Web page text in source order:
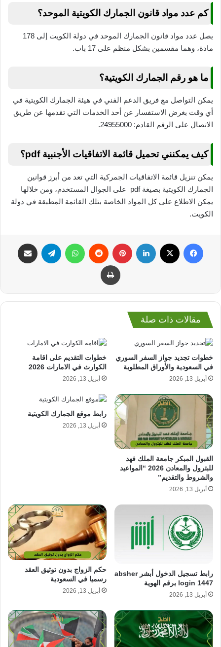
كم عدد مواد قانون الجمارك الكويتية الموحد؟
يصل عدد مواد قانون الجمارك الموحد في دولة الكويت إلى 178
مادة، وهما مقسمين بشكل منظم على 17 باب.
ما هو رقم الجمارك الكويتية؟
يمكن التواصل مع فريق الدعم الفني في هيئة الجمارك الكويتية في
أي وقت بغرض الاستفسار عن أحد الخدمات التي تقدمها عن طريق
الاتصال على الرقم القادم: 24955000.
كيف يمكنني تحميل قائمة الاتفاقيات الأجنبية pdf؟
يمكن تنزيل قائمة الاتفاقيات الجمركية التي تعد من أبرز قوانين
الجمارك الكويتية بصيغة pdf على الجوال المستخدم، ومن خلالها
يمكن الاطلاع على كل المواد الخاصة بتلك القائمة المطبقة في دولة
الكويت.
فيسبوك لينكدإن بينتيريست واتساب تيلقرام
طباعة
مقالات ذات صلة
خطوات تجديد جواز السفر السوري
في السعودية والأوراق المطلوبة
أبريل 13, 2026
خطوات التقديم على اقامة
الكوارث في الامارات 2026
أبريل 13, 2026
القبول المبكر جامعة الملك فهد
للبترول والمعادن 2026 “المواعيد
والشروط والتقديم”
أبريل 13, 2026
رابط موقع الجمارك الكويتية
أبريل 13, 2026
رابط تسجيل الدخول أبشر absher
login 1447 برقم الهوية
أبريل 13, 2026
حكم الزواج بدون توثيق العقد
رسميا في السعودية
أبريل 13, 2026